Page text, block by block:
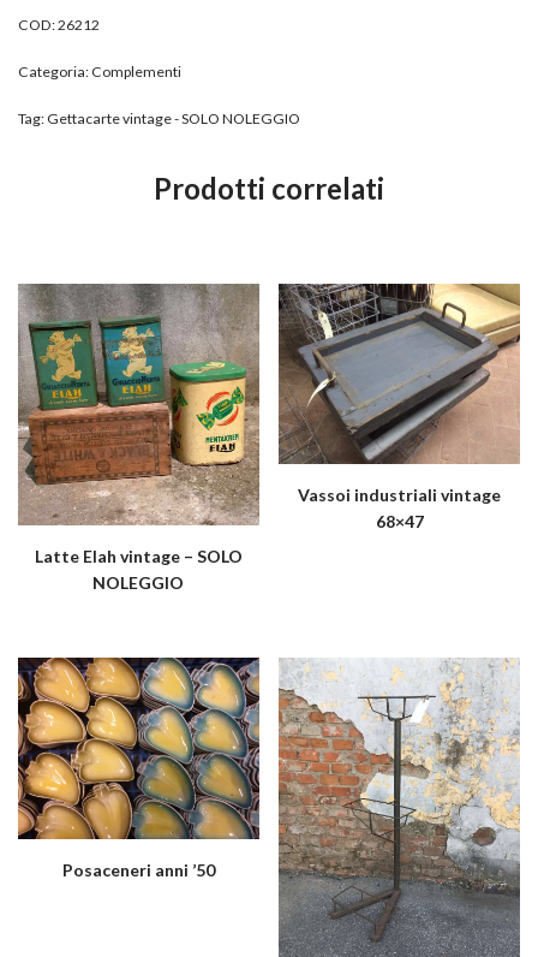
COD:26212
Categoria: Complementi
Tag: Gettacarte vintage - SOLO NOLEGGIO
Prodotti correlati
Latte Elah vintage – SOLO
NOLEGGIO
Vassoi industriali vintage
68×47
Posaceneri anni ’50